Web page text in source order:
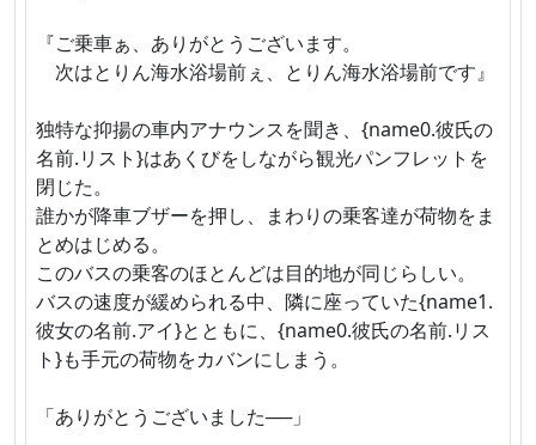
『ご乗車ぁ、ありがとうございます。
次はとりん海水浴場前ぇ、とりん海水浴場前です』
独特な抑揚の車内アナウンスを聞き、{name0.彼氏の
名前.リスト}はあくびをしながら観光パンフレットを
閉じた。
誰かが降車ブザーを押し、まわりの乗客達が荷物をま
とめはじめる。
このバスの乗客のほとんどは目的地が同じらしい。
バスの速度が緩められる中、隣に座っていた{name1.
彼女の名前.アイ}とともに、{name0.彼氏の名前.リス
ト}も手元の荷物をカバンにしまう。
「ありがとうございました──」